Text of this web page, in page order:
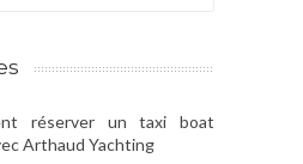
réserver un taxi boat
Arthaud Yachting